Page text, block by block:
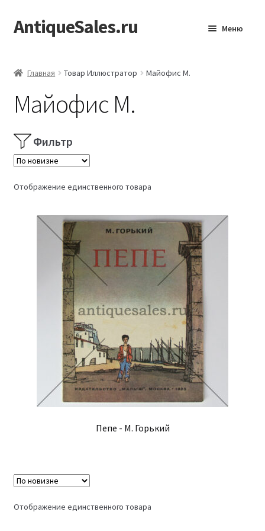
Перейти
к
Перейти
к
AntiqueSales.ru Меню
Главная Товар Иллюстратор Майофис М.
Майофис М.
Фильтр
Отображение единственного товара
Пепе - М. Горький
Отображение единственного товара